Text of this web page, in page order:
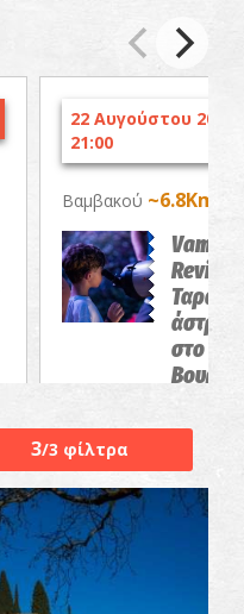
22 Αυγούστου 2026
21:00
Βαμβακού ~6.8Km
στο
3/3 φίλτρα